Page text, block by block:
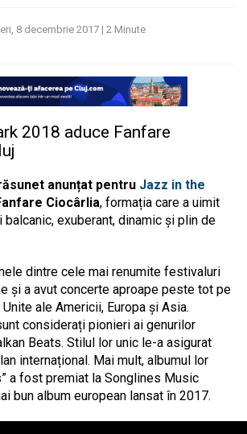
8 decembrie 2017 | 2 Minute
2018 aduce Fanfare
anunțat pentru Jazz in the
Ciocârlia, formația care a uimit
exuberant, dinamic și plin de
dintre cele mai renumite festivaluri
și a avut concerte aproape peste tot pe
ale Americii, Europa și Asia.
considerați pionieri ai genurilor
Beats. Stilul lor unic le-a asigurat
internațional. Mai mult, albumul lor
a fost premiat la Songlines Music
bun album european lansat în 2017.